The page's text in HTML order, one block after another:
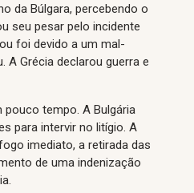
da Búlgara, percebendo o
seu pesar pelo incidente
foi devido a um mal-
A Grécia declarou guerra e
tempo. A Bulgária
para intervir no litígio. A
imediato, a retirada das
de uma indenização